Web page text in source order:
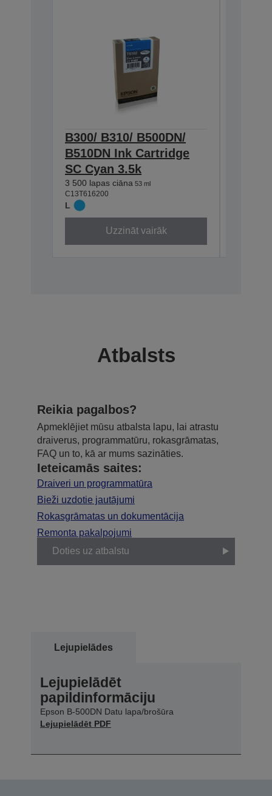
B300/ B310/ B500DN/
B510DN Ink Cartridge
SC Cyan 3.5k
3 500 lapas ciāna 53 ml
C13T616200
L
Uzzināt vairāk
Atbalsts
Reikia pagalbos?
Apmeklējiet mūsu atbalsta lapu, lai atrastu
draiverus, programmatūru, rokasgrāmatas,
FAQ un to, kā ar mums sazināties.
Ieteicamās saites:
Draiveri un programmatūra
Bieži uzdotie jautājumi
Rokasgrāmatas un dokumentācija
Remonta pakalpojumi
Doties uz atbalstu
Lejupielādes
Lejupielādēt
papildinformāciju
Epson B-500DN Datu lapa/brošūra
Lejupielādēt PDF